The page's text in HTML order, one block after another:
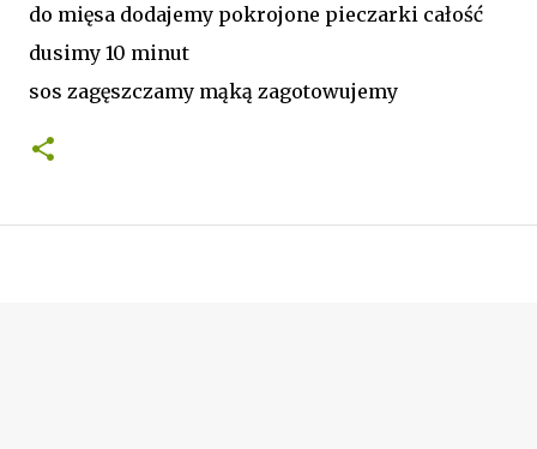
do mięsa dodajemy pokrojone pieczarki całość
dusimy 10 minut
sos zagęszczamy mąką zagotowujemy